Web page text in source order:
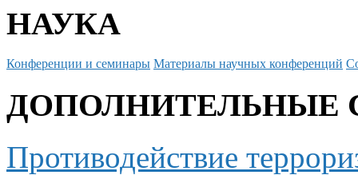
НАУКА
Конференции и семинары Материалы научных конференций
ДОПОЛНИТЕЛЬНЫЕ
Противодействие